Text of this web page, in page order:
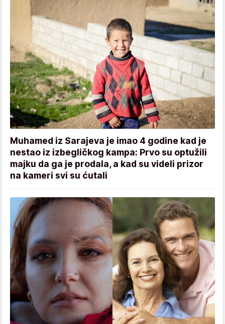
Muhamed iz Sarajeva je imao 4 godine kad je
nestao iz izbegličkog kampa: Prvo su optužili
majku da ga je prodala, a kad su videli prizor
na kameri svi su ćutali